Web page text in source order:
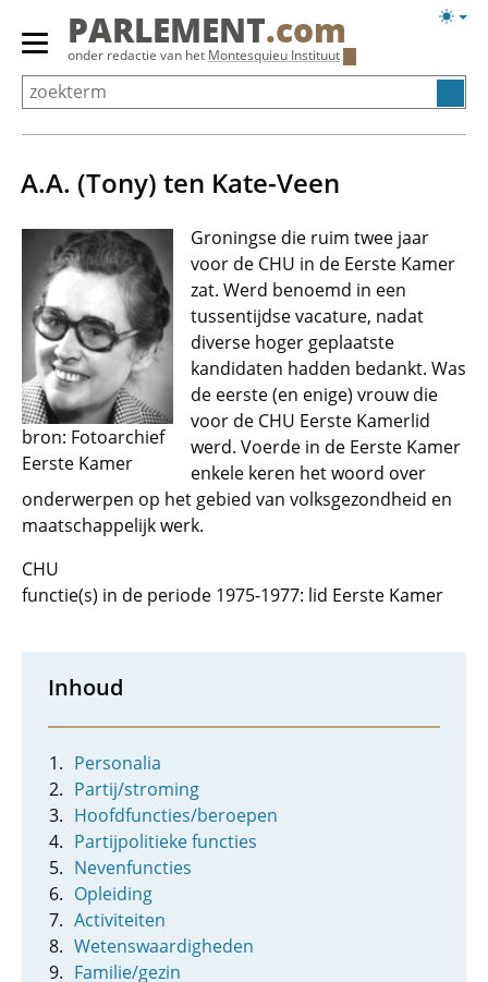
Overslaan
Primair
menu
tonen/verbergen
PARLEMENT.com
onder redactie van het Montesquieu Instituut
A.A. (Tony) ten Kate-Veen
bron: Fotoarchief
Eerste Kamer
Groningse die ruim twee jaar
voor de CHU in de Eerste Kamer
zat. Werd benoemd in een
tussentijdse vacature, nadat
diverse hoger geplaatste
kandidaten hadden bedankt. Was
de eerste (en enige) vrouw die
voor de CHU Eerste Kamerlid
werd. Voerde in de Eerste Kamer
enkele keren het woord over
onderwerpen op het gebied van volksgezondheid en
maatschappelijk werk.
CHU
functie(s) in de periode 1975-1977: lid Eerste Kamer
Inhoud
Personalia
Partij/stroming
Hoofdfuncties/beroepen
Partijpolitieke functies
Nevenfuncties
Opleiding
Activiteiten
Wetenswaardigheden
Familie/gezin